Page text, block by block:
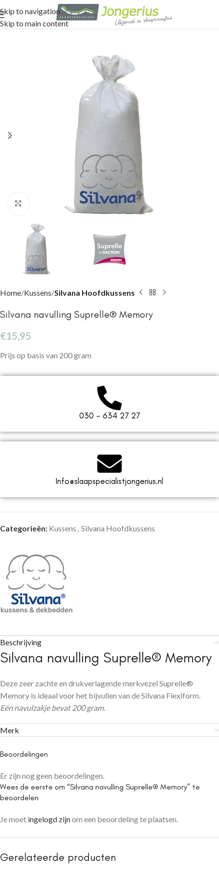
Skip to navigation
Skip to main content
Click to enlarge
Home Kussens Silvana Hoofdkussens
Silvana navulling Suprelle® Memory
€15,95
Prijs op basis van 200 gram
030 - 634 27 27
Info@slaapspecialistjongerius.nl
Categorieën: Kussens , Silvana Hoofdkussens
Beschrijving
Silvana navulling Suprelle® Memory
Deze zeer zachte en drukverlagende merkvezel Suprelle®
Memory is ideaal voor het bijvullen van de Silvana Flexiform.
Eén navulzakje bevat 200 gram.
Merk
Beoordelingen
Er zijn nog geen beoordelingen.
Wees de eerste om “Silvana navulling Suprelle® Memory” te
beoordelen
Je moet ingelogd zijnom een beoordeling te plaatsen.
Gerelateerde producten